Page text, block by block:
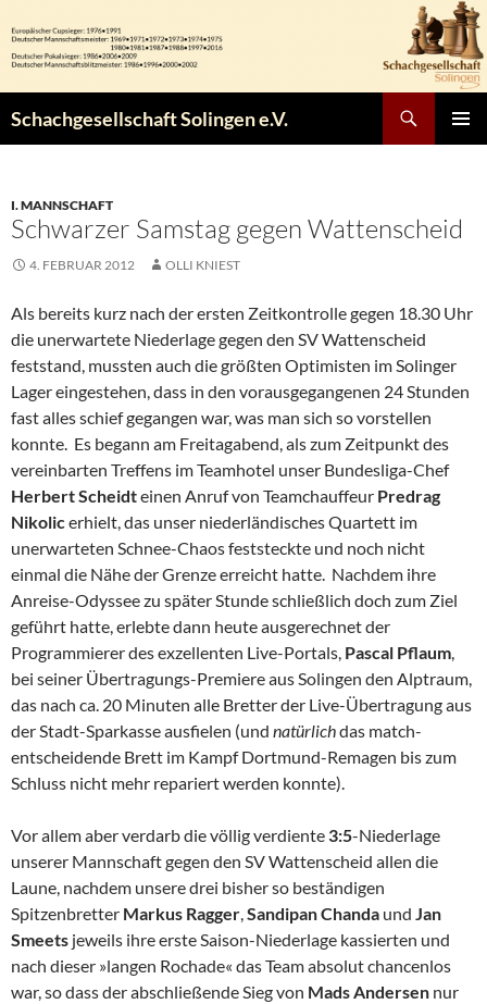
Inhalt
springen
Schachgesellschaft Solingen e.V.
I. MANNSCHAFT
Schwarzer Samstag gegen Wattenscheid
4. FEBRUAR 2012 OLLI KNIEST
Als bereits kurz nach der ersten Zeitkontrolle gegen 18.30 Uhr
die unerwartete Niederlage gegen den SV Wattenscheid
feststand, mussten auch die größten Optimisten im Solinger
Lager eingestehen, dass in den vorausgegangenen 24 Stunden
fast alles schief gegangen war, was man sich so vorstellen
konnte. Es begann am Freitagabend, als zum Zeitpunkt des
vereinbarten Treffens im Teamhotel unser Bundesliga-Chef
Herbert Scheidteinen Anruf von Teamchauffeur Predrag
Nikolicerhielt, das unser niederländisches Quartett im
unerwarteten Schnee-Chaos feststeckte und noch nicht
einmal die Nähe der Grenze erreicht hatte. Nachdem ihre
Anreise-Odyssee zu später Stunde schließlich doch zum Ziel
geführt hatte, erlebte dann heute ausgerechnet der
Programmierer des exzellenten Live-Portals, Pascal Pflaum,
bei seiner Übertragungs-Premiere aus Solingen den Alptraum,
das nach ca. 20 Minuten alle Bretter der Live-Übertragung aus
der Stadt-Sparkasse ausfielen (und natürlichdas match-
entscheidende Brett im Kampf Dortmund-Remagen bis zum
Schluss nicht mehr repariert werden konnte).
Vor allem aber verdarb die völlig verdiente 3:5-Niederlage
unserer Mannschaft gegen den SV Wattenscheid allen die
Laune, nachdem unsere drei bisher so beständigen
Spitzenbretter Markus Ragger,Sandipan Chanda und Jan
Smeets jeweils ihre erste Saison-Niederlage kassierten und
nach dieser »langen Rochade« das Team absolut chancenlos
war, so dass der abschließende Sieg von Mads Andersen nur